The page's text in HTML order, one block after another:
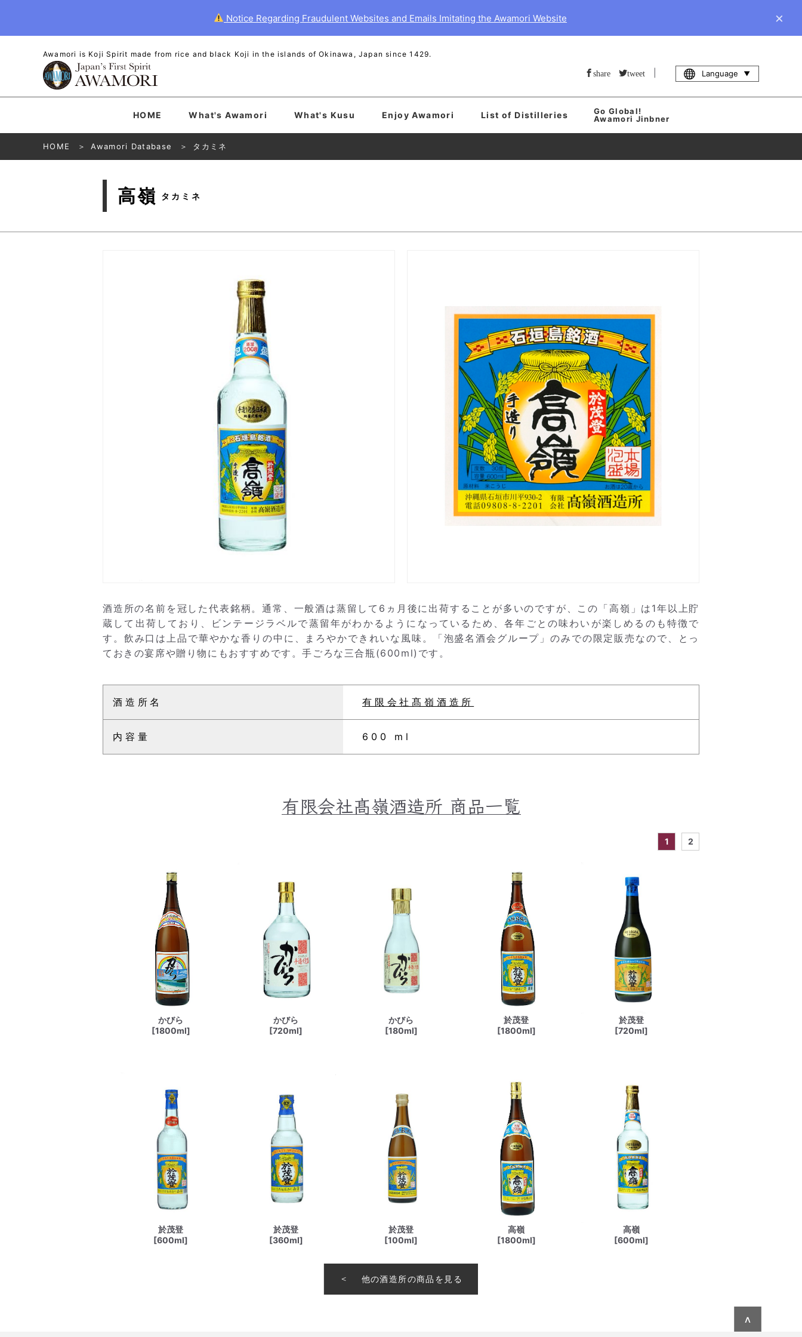
Notice Regarding Fraudulent Websites and Emails Imitating the Awamori Website ×
Awamori is Koji Spirit made from rice and black Koji in the islands of Okinawa, Japan since 1429.
share tweet Language
HOME What's Awamori What's Kusu Enjoy Awamori List of Distilleries
Go Global!
Awamori Jinbner
HOME Awamori Database タカミネ
高嶺 タカミネ
酒造所の名前を冠した代表銘柄。通常、一般酒は蒸留して6ヵ月後に出荷することが多いのですが、この「高嶺」は1年以上貯
蔵して出荷しており、ビンテージラベルで蒸留年がわかるようになっているため、各年ごとの味わいが楽しめるのも特徴で
す。飲み口は上品で華やかな香りの中に、まろやかできれいな風味。「泡盛名酒会グループ」のみでの限定販売なので、とっ
ておきの宴席や贈り物にもおすすめです。手ごろな三合瓶(600ml)です。
酒造所名 有限会社髙嶺酒造所
内容量 600 ml
有限会社髙嶺酒造所 商品一覧
1 2
かびら
[1800ml]
かびら
[720ml]
かびら
[180ml]
於茂登
[1800ml]
於茂登
[720ml]
於茂登
[600ml]
於茂登
[360ml]
於茂登
[100ml]
高嶺
[1800ml]
高嶺
[600ml]
他の酒造所の商品を見る
∧